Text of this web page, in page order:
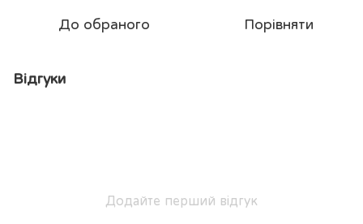
До обраного Порівняти
Відгуки
Додайте перший відгук